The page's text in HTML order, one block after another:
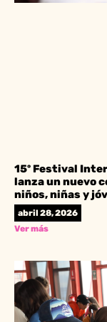
15º Festival
lanza un nuevo
niños, niñas y
abril 28, 2026
Ver más